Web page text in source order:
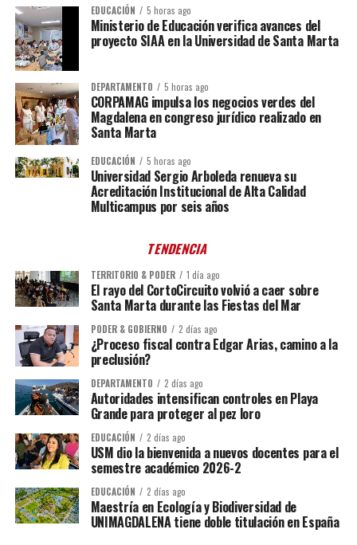
EDUCACIÓN 5 horas ago
Ministerio de Educación verifica avances del
proyecto SIAA en la Universidad de Santa Marta
DEPARTAMENTO 5 horas ago
CORPAMAG impulsa los negocios verdes del
Magdalena en congreso jurídico realizado en
Santa Marta
EDUCACIÓN 5 horas ago
Universidad Sergio Arboleda renueva su
Acreditación Institucional de Alta Calidad
Multicampus por seis años
TENDENCIA
TERRITORIO & PODER 1 día ago
El rayo del CortoCircuito volvió a caer sobre
Santa Marta durante las Fiestas del Mar
PODER & GOBIERNO 2 días ago
¿Proceso fiscal contra Edgar Arias, camino a la
preclusión?
DEPARTAMENTO 2 días ago
Autoridades intensifican controles en Playa
Grande para proteger al pez loro
EDUCACIÓN 2 días ago
USM dio la bienvenida a nuevos docentes para el
semestre académico 2026-2
EDUCACIÓN 2 días ago
Maestría en Ecología y Biodiversidad de
UNIMAGDALENA tiene doble titulación en España